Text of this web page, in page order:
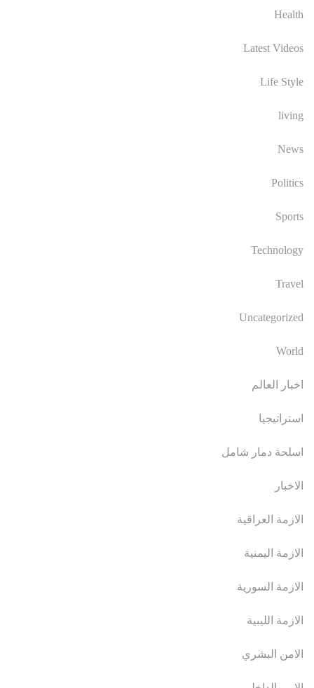
Health
Latest Videos
Life Style
living
News
Politics
Sports
Technology
Travel
Uncategorized
World
اخبار العالم
استراتيجيا
اسلحة دمار شامل
الاخبار
الازمة العراقية
الازمة اليمنية
الازمة السورية
الازمة الليبية
الامن البشري